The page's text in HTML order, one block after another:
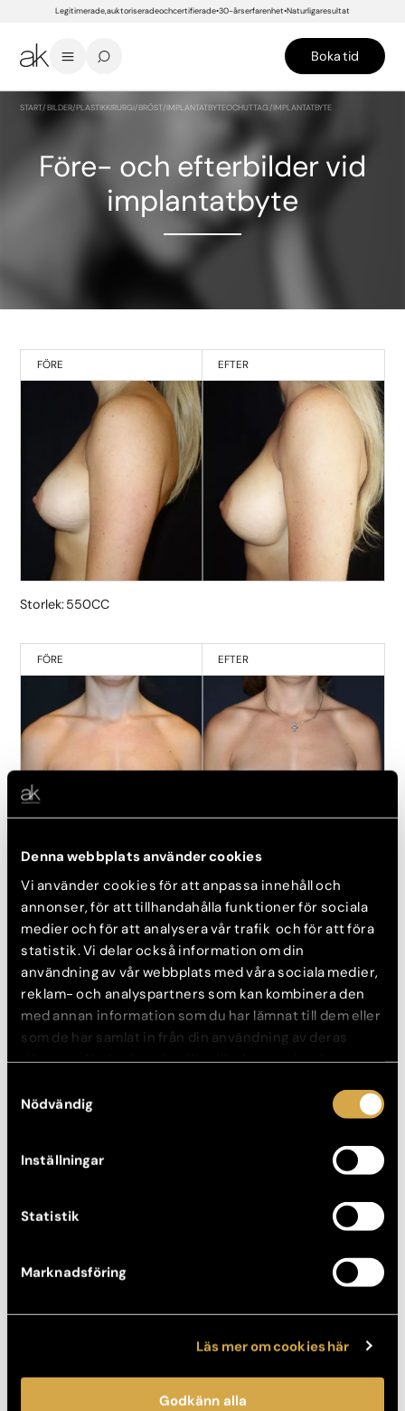
Denna webbplats använder cookies
Vi använder cookies för att anpassa innehåll och
annonser, för att tillhandahålla funktioner för sociala
medier och för att analysera vår trafik och för att föra
statistik. Vi delar också information om din
användning av vår webbplats med våra sociala medier,
reklam- och analyspartners som kan kombinera den
med annan information som du har lämnat till dem eller
som de har samlat in från din användning av deras
tjänster. Nedan kan du välja vilka kategorier du
mer information om hur varje kategori används.
Nödvändig
Inställningar
Statistik
Marknadsföring
Läs mer om cookies här
Godkänn alla
Legitimerade, auktoriserade och certifierade 30-års erfarenhet Naturliga resultat
Boka tid
START/BILDER/PLASTIKKIRURGI/BRÖST/IMPLANTATBYTE OCH UTTAG/IMPLANTATBYTE
Före- och efterbilder vid
implantatbyte
FÖRE EFTER
Storlek: 550CC
FÖRE EFTER
Storlek: 360CC
FÖRE EFTER